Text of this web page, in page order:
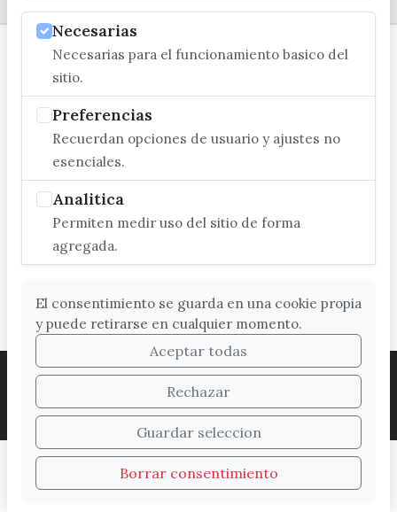
ACCESIBILIDAD COOKIES
LEGAL
PROTECCIÓN DE DATOS
SUGERENCIAS
Necesarias
Necesarias para el funcionamiento basico del
sitio.
Preferencias
Recuerdan opciones de usuario y ajustes no
esenciales.
Analitica
Permiten medir uso del sitio de forma
agregada.
El consentimiento se guarda en una cookie propia
y puede retirarse en cualquier momento.
Aceptar todas
Rechazar
Guardar seleccion
Borrar consentimiento